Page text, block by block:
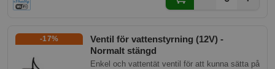
vintern. Ventilen har både WiFi och Bluetooth-
Ventil för vattenstyrning (12V) -
Normalt stängd
-17%
Enkel och vattentät ventil för att kunna sätta på